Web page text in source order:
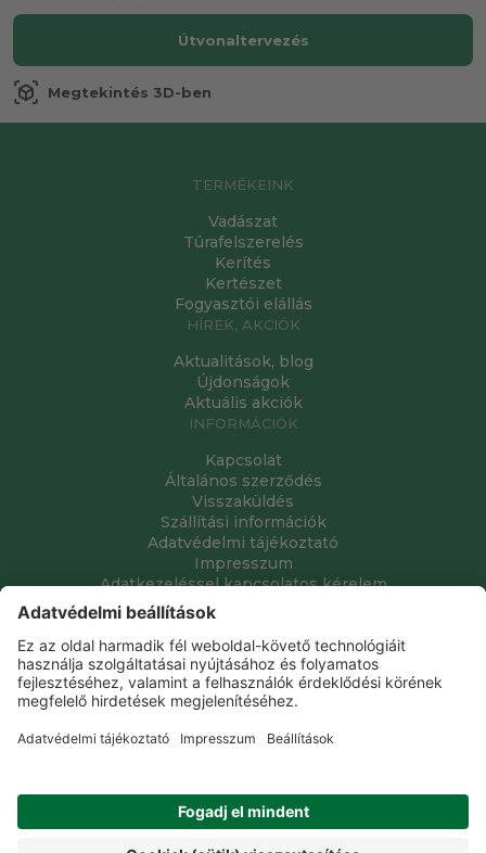
Útvonaltervezés
view_in_ar Megtekintés 3D-ben
TERMÉKEINK
Vadászat
Túrafelszerelés
Kerítés
Kertészet
Fogyasztói elállás
HÍREK, AKCIÓK
Aktualitások, blog
Újdonságok
Aktuális akciók
INFORMÁCIÓK
Kapcsolat
Általános szerződés
Visszaküldés
Szállítási információk
Adatvédelmi tájékoztató
Impresszum
Adatkezeléssel kapcsolatos kérelem
Grube Kft. © 2009 - 2026. Minden jog fenntartva. All rights
reserved.